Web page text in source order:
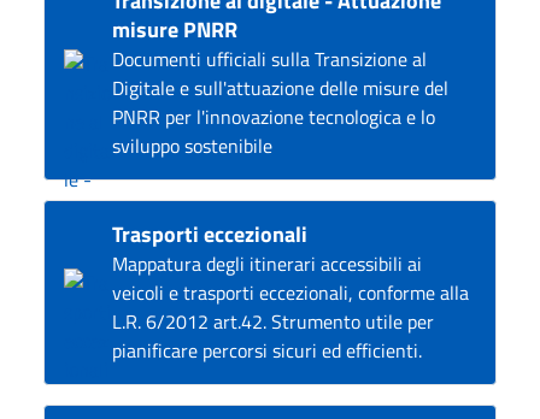
misure PNRR
Documenti ufficiali sulla Transizione al
Digitale e sull'attuazione delle misure del
PNRR per l'innovazione tecnologica e lo
sviluppo sostenibile
Trasporti eccezionali
Mappatura degli itinerari accessibili ai
veicoli e trasporti eccezionali, conforme alla
L.R. 6/2012 art.42. Strumento utile per
pianificare percorsi sicuri ed efficienti.